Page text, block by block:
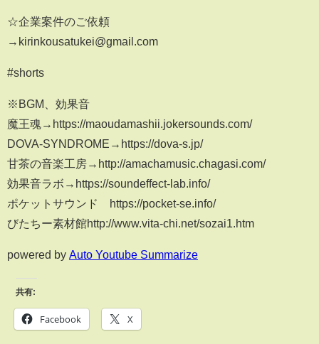
☆企業案件のご依頼
→kirinkousatukei@gmail.com
#shorts
※BGM、効果音
魔王魂→https://maoudamashii.jokersounds.com/
DOVA-SYNDROME→https://dova-s.jp/
甘茶の音楽工房→http://amachamusic.chagasi.com/
効果音ラボ→https://soundeffect-lab.info/
ポケットサウンド https://pocket-se.info/
びたちー素材館http://www.vita-chi.net/sozai1.htm
powered by Auto Youtube Summarize
共有:
Facebook X